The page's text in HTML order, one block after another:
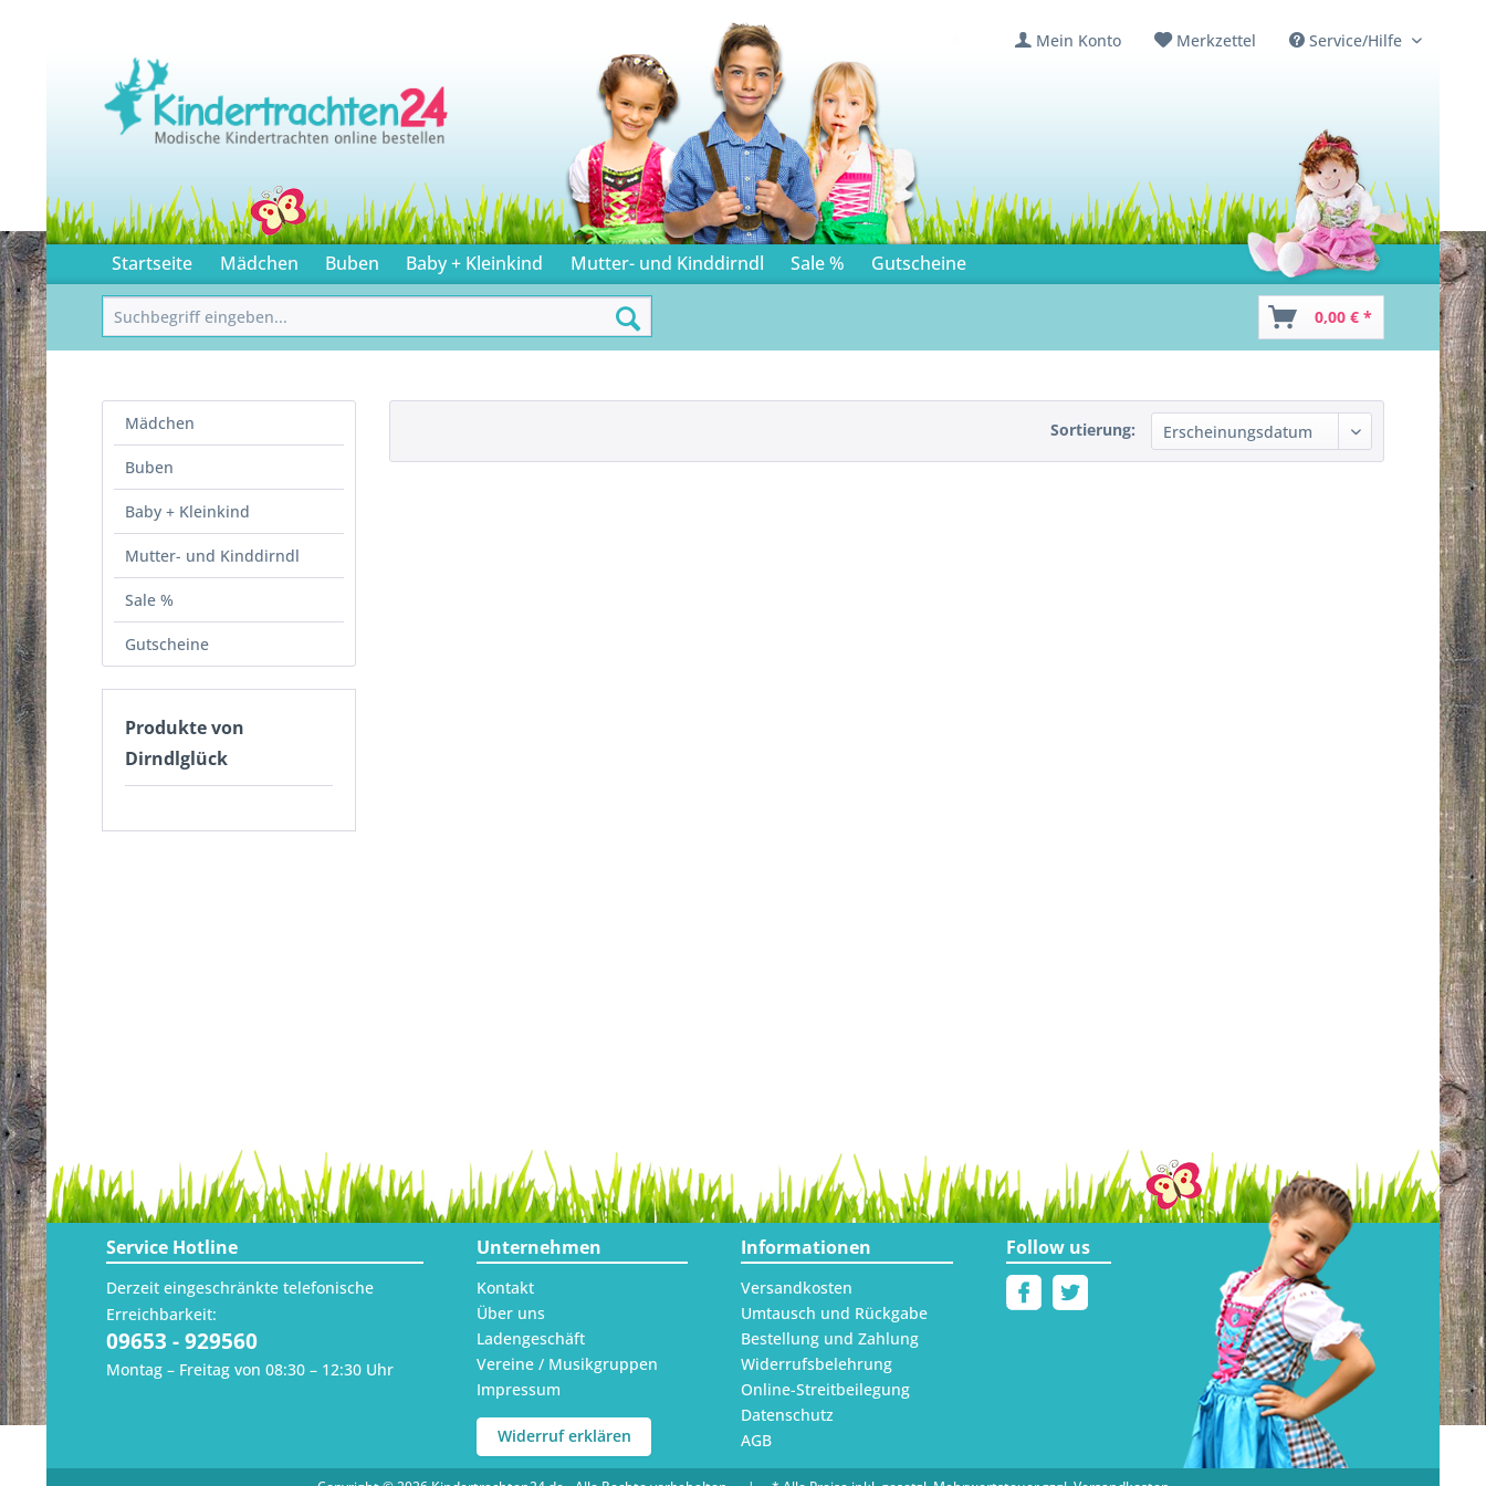
Mein Konto Merkzettel Service/Hilfe
Startseite Mädchen Buben Baby + Kleinkind Mutter- und Kinddirndl Sale % Gutscheine
0,00 € *
Mädchen
Buben
Baby + Kleinkind
Mutter- und Kinddirndl
Sale %
Gutscheine
Produkte von
Dirndlglück
Sortierung:
Service Hotline
Derzeit eingeschränkte telefonische
Erreichbarkeit:
09653 - 929560
Montag – Freitag von 08:30 – 12:30 Uhr
Unternehmen
Kontakt
Über uns
Ladengeschäft
Vereine / Musikgruppen
Impressum
Widerruf erklären
Informationen
Versandkosten
Umtausch und Rückgabe
Bestellung und Zahlung
Widerrufsbelehrung
Online-Streitbeilegung
Datenschutz
AGB
Follow us